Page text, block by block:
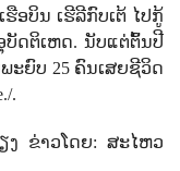
ຮືອບິນ ເຮີລີກົບເຕ້ ໄປກູ້
ບັດຕິເຫດ. ນັບແຕ່ຕົ້ນປີ
ະຍົບ 25 ຄົນເສຍຊີວິດ
/.
ງ ຂ່າວໂດຍ: ສະໄຫວ